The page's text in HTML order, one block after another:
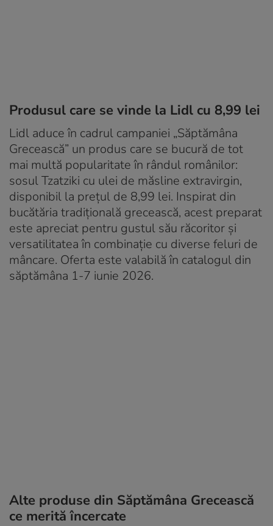
Produsul care se vinde la Lidl cu 8,99 lei
Lidl aduce în cadrul campaniei „Săptămâna
Grecească” un produs care se bucură de tot
mai multă popularitate în rândul românilor:
sosul Tzatziki cu ulei de măsline extravirgin,
disponibil la prețul de 8,99 lei. Inspirat din
bucătăria tradițională grecească, acest preparat
este apreciat pentru gustul său răcoritor și
versatilitatea în combinație cu diverse feluri de
mâncare. Oferta este valabilă în catalogul din
săptămâna 1-7 iunie 2026.
Alte produse din Săptămâna Grecească
ce merită încercate